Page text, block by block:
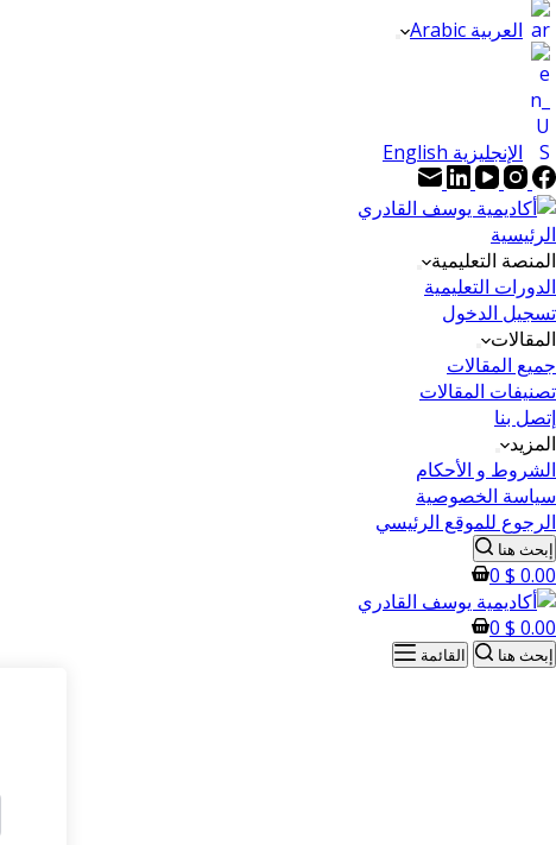
العربية Arabic
الإنجليزية English
الرئيسية
المنصة التعليمية
الدورات التعليمية
تسجيل الدخول
المقالات
جميع المقالات
تصنيفات المقالات
إتصل بنا
المزيد
الشروط و الأحكام
سياسة الخصوصية
الرجوع للموقع الرئيسي
إبحث هنا
0.00
$
0
0.00
$
0
إبحث هنا القائمة